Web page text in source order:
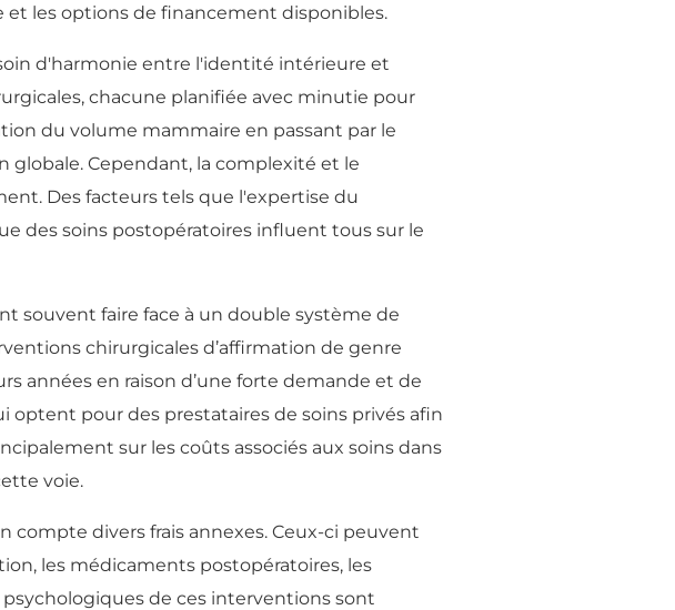
et les options de financement disponibles.
d'harmonie entre l'identité intérieure et
chacune planifiée avec minutie pour
du volume mammaire en passant par le
globale. Cependant, la complexité et le
Des facteurs tels que l'expertise du
des soins postopératoires influent tous sur le
souvent faire face à un double système de
chirurgicales d’affirmation de genre
années en raison d’une forte demande et de
optent pour des prestataires de soins privés afin
sur les coûts associés aux soins dans
voie.
divers frais annexes. Ceux-ci peuvent
les médicaments postopératoires, les
de ces interventions sont